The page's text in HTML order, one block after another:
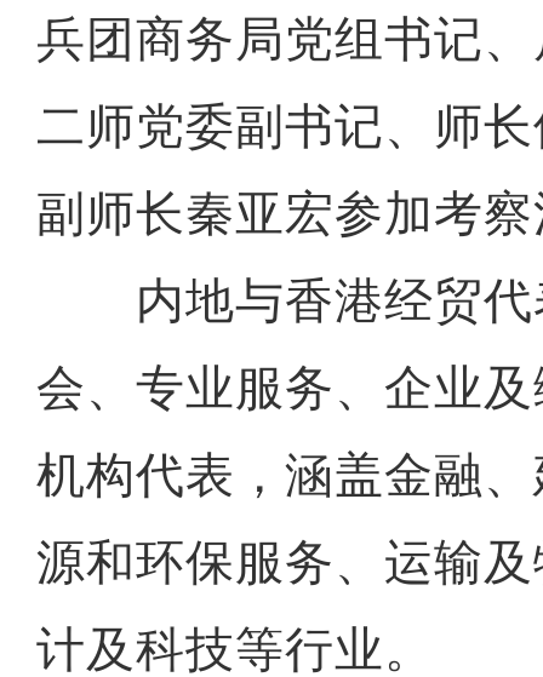
兵团商务局党组书记
二师党委副书记、师
副师长秦亚宏参加考
内地与香港经贸代
会、专业服务、企业
机构代表，涵盖金融
源和环保服务、运输
计及科技等行业。